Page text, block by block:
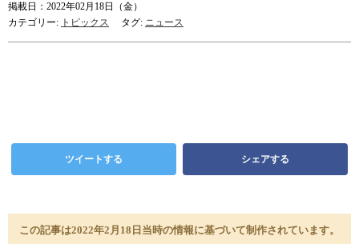
掲載日：2022年02月18日（金）
カテゴリー: トピックス タグ: ニュース
ツイートする シェアする
この記事は2022年2月18日当時の情報に基づいて制作されています。